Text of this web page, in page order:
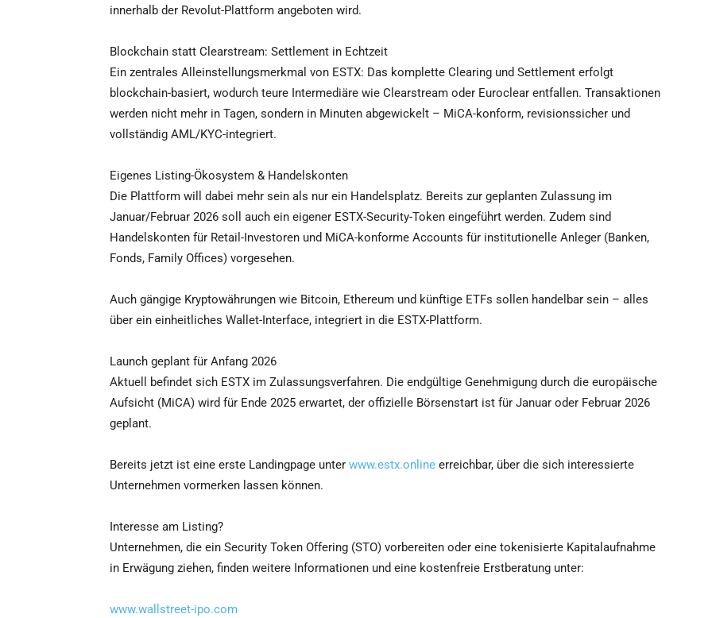
innerhalb der Revolut-Plattform angeboten wird.
Blockchain statt Clearstream: Settlement in Echtzeit
Ein zentrales Alleinstellungsmerkmal von ESTX: Das komplette Clearing und Settlement erfolgt
blockchain-basiert, wodurch teure Intermediäre wie Clearstream oder Euroclear entfallen. Transaktionen
werden nicht mehr in Tagen, sondern in Minuten abgewickelt – MiCA-konform, revisionssicher und
vollständig AML/KYC-integriert.
Eigenes Listing-Ökosystem & Handelskonten
Die Plattform will dabei mehr sein als nur ein Handelsplatz. Bereits zur geplanten Zulassung im
Januar/Februar 2026 soll auch ein eigener ESTX-Security-Token eingeführt werden. Zudem sind
Handelskonten für Retail-Investoren und MiCA-konforme Accounts für institutionelle Anleger (Banken,
Fonds, Family Offices) vorgesehen.
Auch gängige Kryptowährungen wie Bitcoin, Ethereum und künftige ETFs sollen handelbar sein – alles
über ein einheitliches Wallet-Interface, integriert in die ESTX-Plattform.
Launch geplant für Anfang 2026
Aktuell befindet sich ESTX im Zulassungsverfahren. Die endgültige Genehmigung durch die europäische
Aufsicht (MiCA) wird für Ende 2025 erwartet, der offizielle Börsenstart ist für Januar oder Februar 2026
geplant.
Bereits jetzt ist eine erste Landingpage unter www.estx.online erreichbar, über die sich interessierte
Unternehmen vormerken lassen können.
Interesse am Listing?
Unternehmen, die ein Security Token Offering (STO) vorbereiten oder eine tokenisierte Kapitalaufnahme
in Erwägung ziehen, finden weitere Informationen und eine kostenfreie Erstberatung unter:
www.wallstreet-ipo.com